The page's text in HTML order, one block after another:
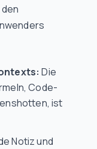
Die
Code-
ist
Notiz und